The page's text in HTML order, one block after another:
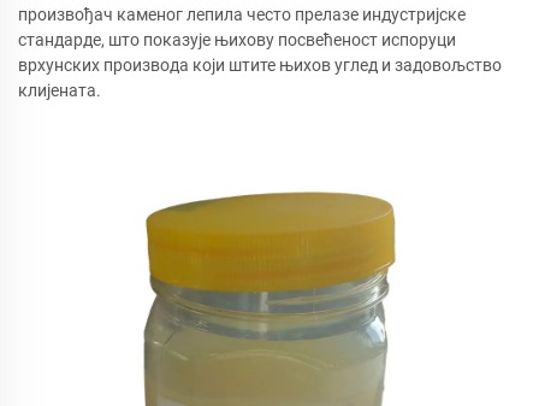
произвођач каменог лепила често прелазе индустријске
стандарде, што показује њихову посвећеност испоруци
врхунских производа који штите њихов углед и задовољство
клијената.